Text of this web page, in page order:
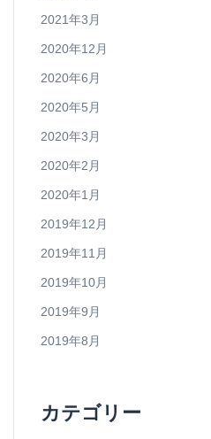
2021年3月
2020年12月
2020年6月
2020年5月
2020年3月
2020年2月
2020年1月
2019年12月
2019年11月
2019年10月
2019年9月
2019年8月
カテゴリー